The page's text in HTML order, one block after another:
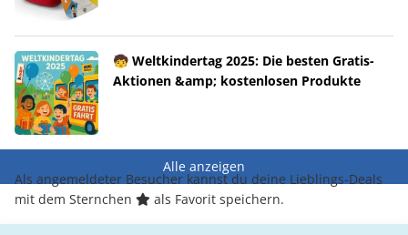
🧒 Weltkindertag 2025: Die besten Gratis-
Aktionen &amp; kostenlosen Produkte
Alle anzeigen
Als angemeldeter Besucher kannst du deine Lieblings-Deals
mit dem Sternchen
als Favorit speichern.